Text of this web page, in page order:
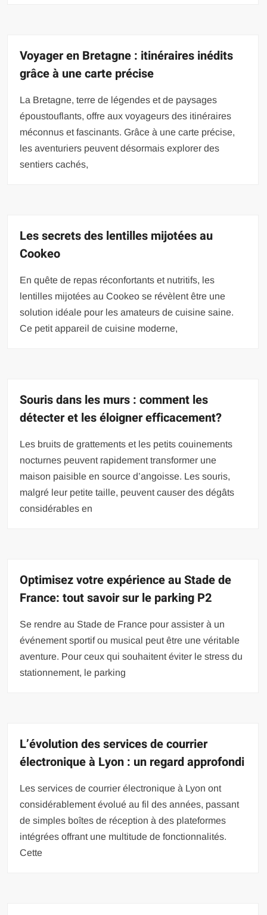
Voyager en Bretagne : itinéraires inédits
grâce à une carte précise
La Bretagne, terre de légendes et de paysages
époustouflants, offre aux voyageurs des itinéraires
méconnus et fascinants. Grâce à une carte précise,
les aventuriers peuvent désormais explorer des
sentiers cachés,
Les secrets des lentilles mijotées au
Cookeo
En quête de repas réconfortants et nutritifs, les
lentilles mijotées au Cookeo se révèlent être une
solution idéale pour les amateurs de cuisine saine.
Ce petit appareil de cuisine moderne,
Souris dans les murs : comment les
détecter et les éloigner efficacement?
Les bruits de grattements et les petits couinements
nocturnes peuvent rapidement transformer une
maison paisible en source d’angoisse. Les souris,
malgré leur petite taille, peuvent causer des dégâts
considérables en
Optimisez votre expérience au Stade de
France: tout savoir sur le parking P2
Se rendre au Stade de France pour assister à un
événement sportif ou musical peut être une véritable
aventure. Pour ceux qui souhaitent éviter le stress du
stationnement, le parking
L’évolution des services de courrier
électronique à Lyon : un regard approfondi
Les services de courrier électronique à Lyon ont
considérablement évolué au fil des années, passant
de simples boîtes de réception à des plateformes
intégrées offrant une multitude de fonctionnalités.
Cette